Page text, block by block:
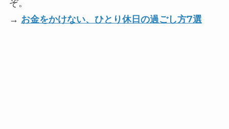
ぞ。
→ お金をかけない、ひとり休日の過ごし方7選